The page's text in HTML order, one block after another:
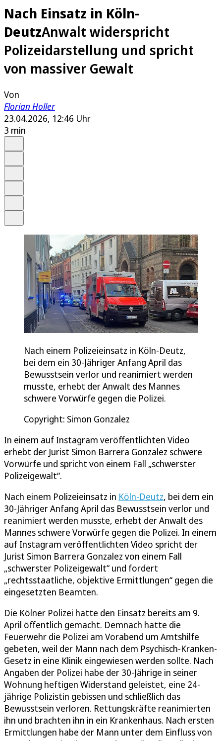
Nach Einsatz in Köln-
DeutzAnwalt widerspricht
Polizeidarstellung und spricht
von massiver Gewalt
Von
Florian Holler
23.04.2026, 12:46 Uhr
3 min
Nach einem Polizeieinsatz in Köln-Deutz,
bei dem ein 30-Jähriger Anfang April das
Bewusstsein verlor und reanimiert werden
musste, erhebt der Anwalt des Mannes
schwere Vorwürfe gegen die Polizei.
Copyright: Simon Gonzalez
In einem auf Instagram veröffentlichten Video
erhebt der Jurist Simon Barrera Gonzalez schwere
Vorwürfe und spricht von einem Fall „schwerster
Polizeigewalt“.
Nach einem Polizeieinsatz in Köln-Deutz, bei dem ein
30-Jähriger Anfang April das Bewusstsein verlor und
reanimiert werden musste, erhebt der Anwalt des
Mannes schwere Vorwürfe gegen die Polizei. In einem
auf Instagram veröffentlichten Video spricht der
Jurist Simon Barrera Gonzalez von einem Fall
„schwerster Polizeigewalt“ und fordert
„rechtsstaatliche, objektive Ermittlungen“ gegen die
eingesetzten Beamten.
Die Kölner Polizei hatte den Einsatz bereits am 9.
April öffentlich gemacht. Demnach hatte die
Feuerwehr die Polizei am Vorabend um Amtshilfe
gebeten, weil der Mann nach dem Psychisch-Kranken-
Gesetz in eine Klinik eingewiesen werden sollte. Nach
Angaben der Polizei habe der 30-Jährige in seiner
Wohnung heftigen Widerstand geleistet, eine 24-
jährige Polizistin gebissen und schließlich das
Bewusstsein verloren. Rettungskräfte reanimierten
ihn und brachten ihn in ein Krankenhaus. Nach ersten
Ermittlungen habe der Mann unter dem Einfluss von